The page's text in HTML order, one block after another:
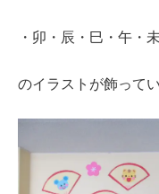
・卯・辰・巳・午・
のイラストが飾ってい